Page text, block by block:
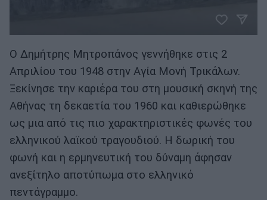
Ο Δημήτρης Μητροπάνος γεννήθηκε στις 2
Απριλίου του 1948 στην Αγία Μονή Τρικάλων.
Ξεκίνησε την καριέρα του στη μουσική σκηνή της
Αθήνας τη δεκαετία του 1960 και καθιερώθηκε
ως μια από τις πιο χαρακτηριστικές φωνές του
ελληνικού λαϊκού τραγουδιού. Η δωρική του
φωνή και η ερμηνευτική του δύναμη άφησαν
ανεξίτηλο αποτύπωμα στο ελληνικό
πεντάγραμμο.